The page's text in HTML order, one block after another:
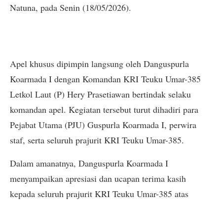
Natuna, pada Senin (18/05/2026).
Apel khusus dipimpin langsung oleh Danguspurla
Koarmada I dengan Komandan KRI Teuku Umar-385
Letkol Laut (P) Hery Prasetiawan bertindak selaku
komandan apel. Kegiatan tersebut turut dihadiri para
Pejabat Utama (PJU) Guspurla Koarmada I, perwira
staf, serta seluruh prajurit KRI Teuku Umar-385.
Dalam amanatnya, Danguspurla Koarmada I
menyampaikan apresiasi dan ucapan terima kasih
kepada seluruh prajurit KRI Teuku Umar-385 atas